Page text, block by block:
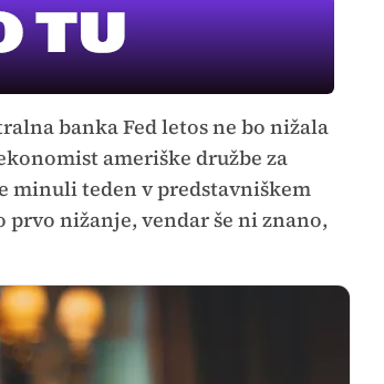
banka Fed letos ne bo nižala
ameriške družbe za
minuli teden v predstavniškem
nižanje, vendar še ni znano,